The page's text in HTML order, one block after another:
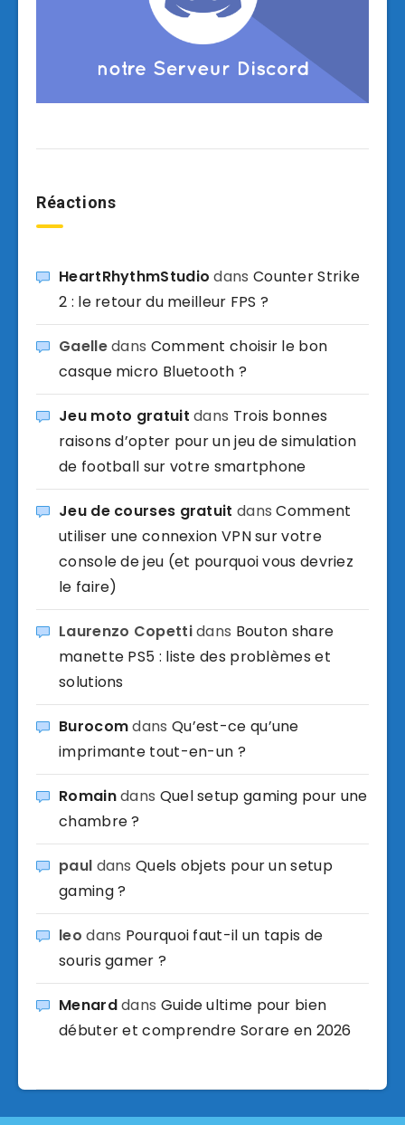
Réactions
HeartRhythmStudio dans Counter Strike
2 : le retour du meilleur FPS ?
Gaelledans Comment choisir le bon
casque micro Bluetooth ?
Jeu moto gratuit dans Trois bonnes
raisons d’opter pour un jeu de simulation
de football sur votre smartphone
Jeu de courses gratuit dansComment
utiliser une connexion VPN sur votre
console de jeu (et pourquoi vous devriez
le faire)
Laurenzo Copettidans Bouton share
manette PS5 : liste des problèmes et
solutions
Burocomdans Qu’est-ce qu’une
imprimante tout-en-un ?
Romaindans Quel setup gaming pour une
chambre ?
paul dansQuels objets pour un setup
gaming ?
leo dans Pourquoi faut-il un tapis de
souris gamer ?
Menarddans Guide ultime pour bien
débuter et comprendre Sorare en 2026